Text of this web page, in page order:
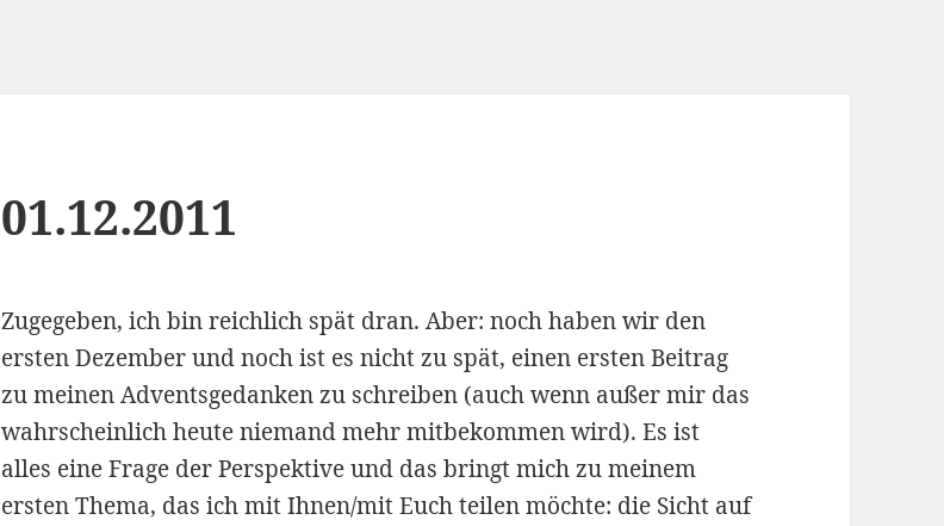
01.12.2011
Zugegeben, ich bin reichlich spät dran. Aber: noch haben wir den
ersten Dezember und noch ist es nicht zu spät, einen ersten Beitrag
zu meinen Adventsgedanken zu schreiben (auch wenn außer mir das
wahrscheinlich heute niemand mehr mitbekommen wird). Es ist
alles eine Frage der Perspektive und das bringt mich zu meinem
ersten Thema, das ich mit Ihnen/mit Euch teilen möchte: die Sicht auf